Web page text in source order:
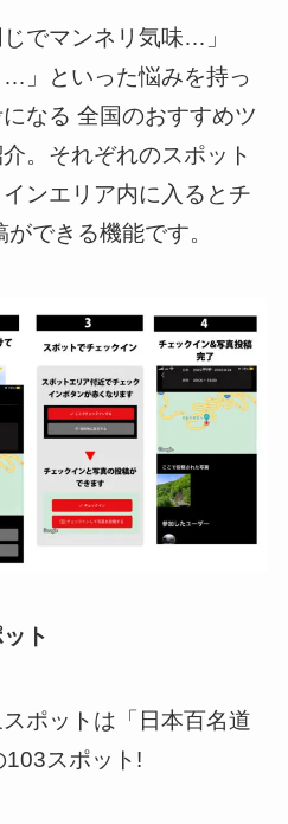
でマンネリ気味…」
…」といった悩みを持っ
なる 全国のおすすめツ
。それぞれのスポット
ンエリア内に入るとチ
できる機能です。
ト
ポットは「日本百名道
103スポット!